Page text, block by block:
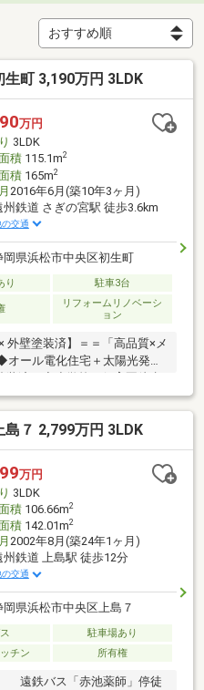
町 3,190万円 3LDK
万円
3LDK
積115.1m2
積165m2
2016年6月(築10年3ヶ月)
州鉄道 さぎの宮駅 徒歩3.6km
の交通
岡県浜松市中央区初生町
り 駐車3台
リフォームリノベーシ
ョン
外壁塗装済】＝＝「高品質×メ
ール電化住宅＋太陽光発電
WICあり／収納充実で室内
上の開放感ある空間です♪＝
校 634ｍ（徒歩約8分）・北
初生幼稚園 509ｍ（徒歩約7
（徒歩約10分）・ファミリ
ｍ（徒歩約5分）
７ 2,799万円 3LDK
万円
3LDK
積106.66m2
積142.01m2
2002年8月(築24年1ヶ月)
州鉄道 上島駅 徒歩12分
の交通
岡県浜松市中央区上島７
駐車場あり
チン 所有権
遠鉄バス「赤池薬師」停徒